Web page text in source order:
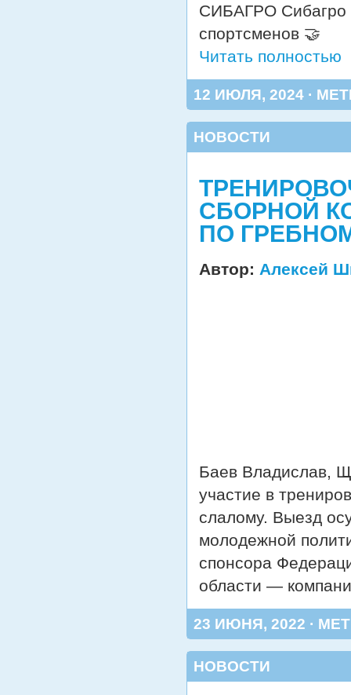
СИБАГРО Сибагро
спортсменов 🤝
Читать полностью
12 ИЮЛЯ, 2024 ·
НОВОСТИ
СБОРНОЙ
ПО
Автор: Алексей
Баев Владислав,
участие в
слалому. Выезд
молодежной
спонсора
области —
23 ИЮНЯ, 2022 ·
НОВОСТИ